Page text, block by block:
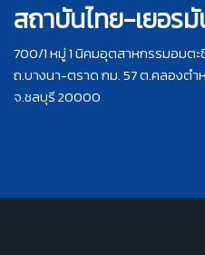
สถาบันไทย-เยอร
700/1 หมู่ 1 นิคมอุตสาหกรรมอมต
ถ.บางนา-ตราด กม. 57 ต.คลองตำ
จ.ชลบุรี 20000